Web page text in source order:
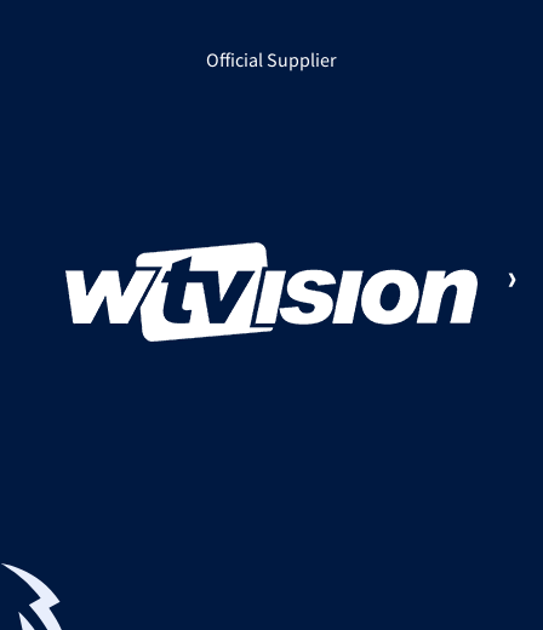
Official Supplier